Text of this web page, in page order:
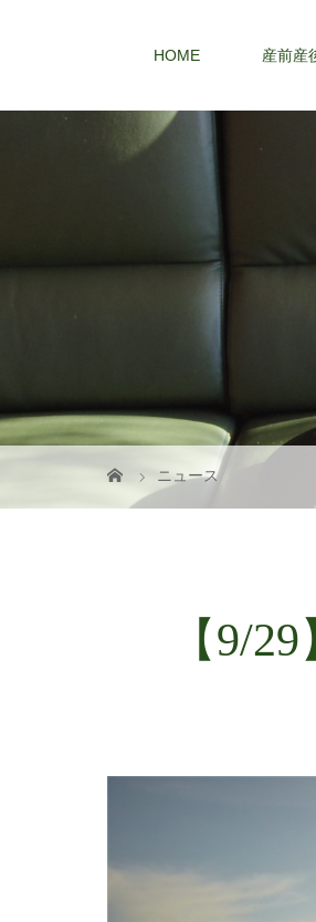
HOME 産前産
ニュース
【9/